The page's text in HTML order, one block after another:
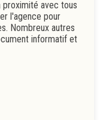
avec tous
l'agence pour
Nombreux autres
informatif et